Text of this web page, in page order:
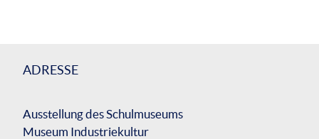
ADRESSE
Ausstellung des Schulmuseums
Museum Industriekultur